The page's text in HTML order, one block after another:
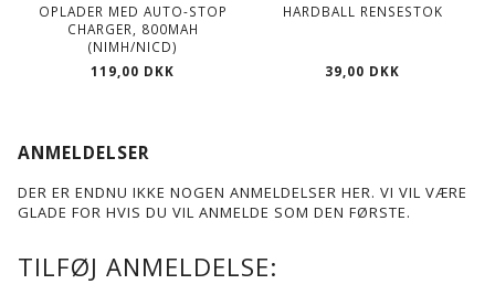
OPLADER MED AUTO-STOP
CHARGER, 800MAH
(NIMH/NICD)
119,00 DKK
HARDBALL RENSESTOK
39,00 DKK
ANMELDELSER
DER ER ENDNU IKKE NOGEN ANMELDELSER HER. VI VIL VÆRE
GLADE FOR HVIS DU VIL ANMELDE SOM DEN FØRSTE.
TILFØJ ANMELDELSE: